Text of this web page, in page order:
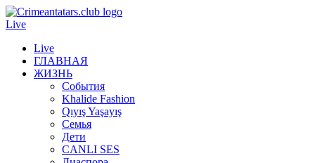
Live
Live
ГЛАВНАЯ
ЖИЗНЬ
События
Khalide Fashion
Qıyış Yaşayış
Семья
Дети
CANLI SES